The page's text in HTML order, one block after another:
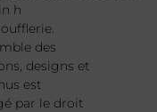
h
des
designs et
est
par le droit